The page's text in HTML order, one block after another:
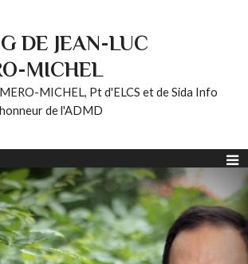
DE JEAN-LUC
MICHEL
MICHEL, Pt d'ELCS et de Sida Info
de l'ADMD